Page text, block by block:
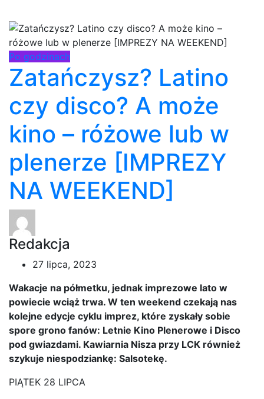
Po godzinach
Zatańczysz? Latino
czy disco? A może
kino – różowe lub w
plenerze [IMPREZY
NA WEEKEND]
Redakcja
27 lipca, 2023
Wakacje na półmetku, jednak imprezowe lato w
powiecie wciąż trwa. W ten weekend czekają nas
kolejne edycje cyklu imprez, które zyskały sobie
spore grono fanów: Letnie Kino Plenerowe i Disco
pod gwiazdami. Kawiarnia Nisza przy LCK również
szykuje niespodziankę: Salsotekę.
PIĄTEK 28 LIPCA